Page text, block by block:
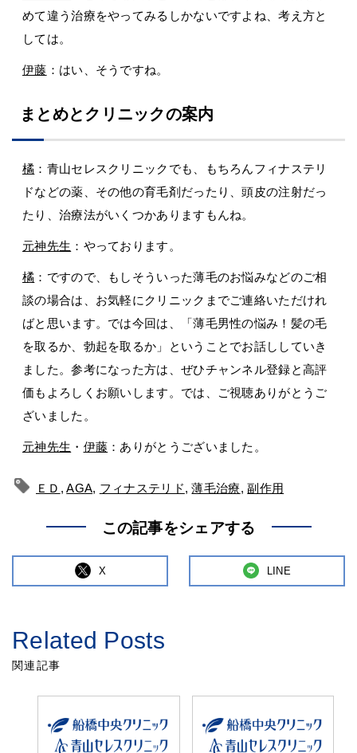
めて違う治療をやってみるしかないですよね、考え方と
しては。
伊藤 ：はい、そうですね。
まとめとクリニックの案内
橘 ：青山セレスクリニックでも、もちろんフィナステリ
ドなどの薬、その他の育毛剤だったり、頭皮の注射だっ
たり、治療法がいくつかありますもんね。
元神先生 ：やっております。
橘 ：ですので、もしそういった薄毛のお悩みなどのご相
談の場合は、お気軽にクリニックまでご連絡いただけれ
ばと思います。では今回は、「薄毛男性の悩み！髪の毛
を取るか、勃起を取るか」ということでお話ししていき
ました。参考になった方は、ぜひチャンネル登録と高評
価もよろしくお願いします。では、ご視聴ありがとうご
ざいました。
元神先生 ・ 伊藤 ：ありがとうございました。
ＥＤ ,AGA, フィナステリド,薄毛治療,副作用
この記事をシェアする
X LINE
Related Posts
関連記事